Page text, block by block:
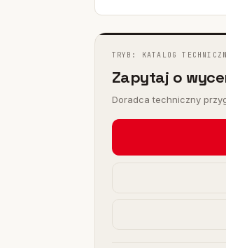
TRYB: KATALOG
Zapytaj o
Doradca techniczny